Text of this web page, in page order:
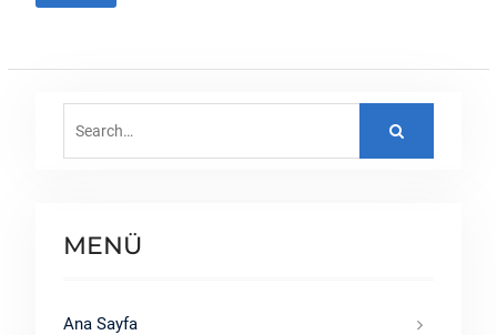
for:
MENÜ
Ana Sayfa